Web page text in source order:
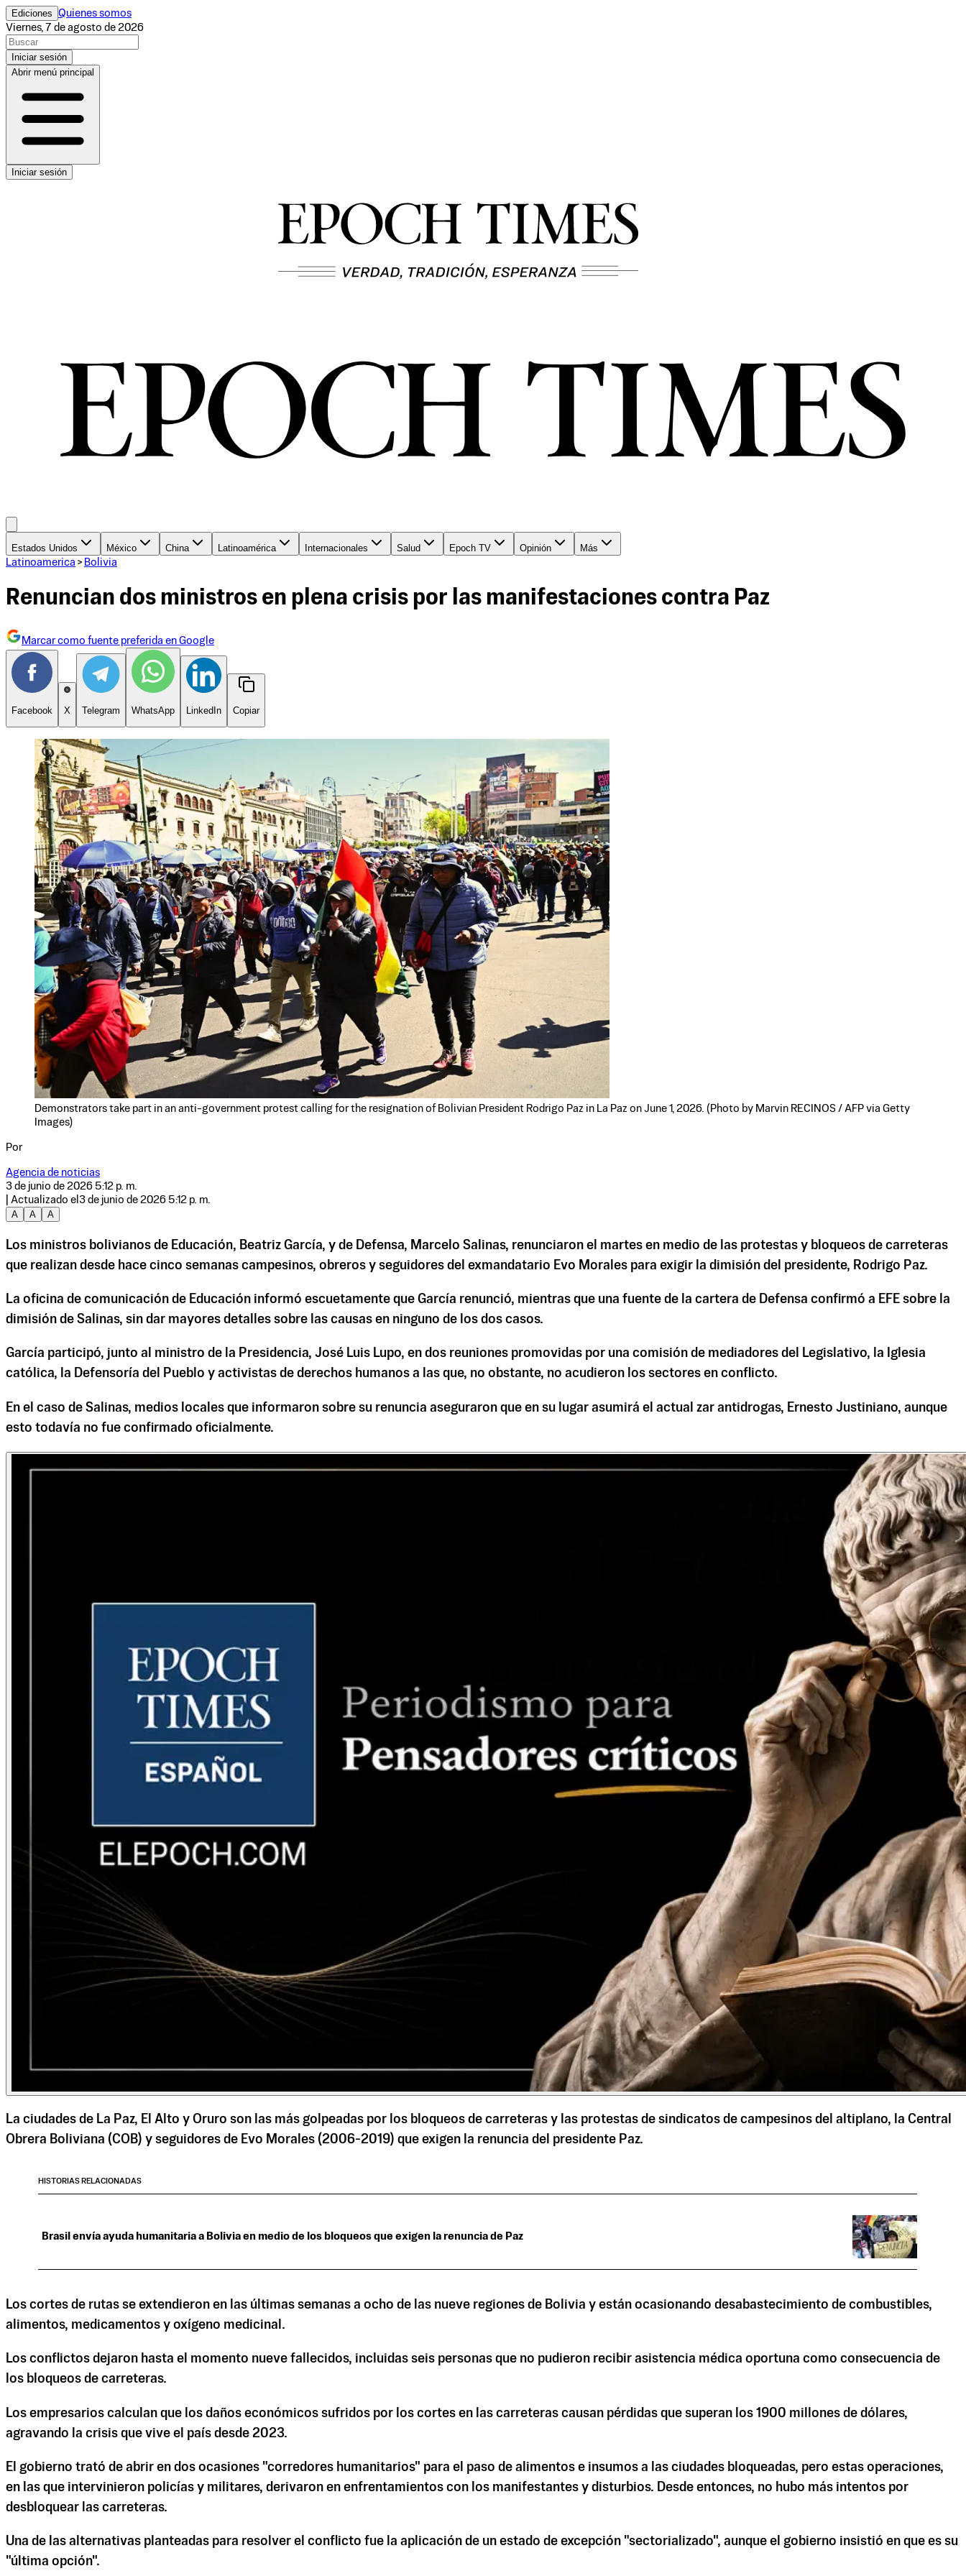
Ediciones Quienes somos
Viernes, 7 de agosto de 2026
Iniciar sesión
Abrir menú principal
Iniciar sesión
Estados Unidos México China Latinoamérica Internacionales Salud Epoch TV Opinión
Más
Latinoamerica > Bolivia
Renuncian dos ministros en plena crisis por las manifestaciones contra Paz
Marcar como fuente preferida en Google
Facebook X Telegram WhatsApp LinkedIn Copiar
Demonstrators take part in an anti-government protest calling for the resignation of Bolivian President Rodrigo Paz in La Paz on June 1, 2026. (Photo by Marvin RECINOS / AFP via Getty
Images)
Por
Agencia de noticias
3 de junio de 2026 5:12 p. m.
| Actualizado el 3 de junio de 2026 5:12 p. m.
A
A A
Los ministros bolivianos de Educación, Beatriz García, y de Defensa, Marcelo Salinas, renunciaron el martes en medio de las protestas y bloqueos de carreteras
que realizan desde hace cinco semanas campesinos, obreros y seguidores del exmandatario Evo Morales para exigir la dimisión del presidente, Rodrigo Paz.
La oficina de comunicación de Educación informó escuetamente que García renunció, mientras que una fuente de la cartera de Defensa confirmó a EFE sobre la
dimisión de Salinas, sin dar mayores detalles sobre las causas en ninguno de los dos casos.
García participó, junto al ministro de la Presidencia, José Luis Lupo, en dos reuniones promovidas por una comisión de mediadores del Legislativo, la Iglesia
católica, la Defensoría del Pueblo y activistas de derechos humanos a las que, no obstante, no acudieron los sectores en conflicto.
En el caso de Salinas, medios locales que informaron sobre su renuncia aseguraron que en su lugar asumirá el actual zar antidrogas, Ernesto Justiniano, aunque
esto todavía no fue confirmado oficialmente.
La ciudades de La Paz, El Alto y Oruro son las más golpeadas por los bloqueos de carreteras y las protestas de sindicatos de campesinos del altiplano, la Central
Obrera Boliviana (COB) y seguidores de Evo Morales (2006-2019) que exigen la renuncia del presidente Paz.
HISTORIAS RELACIONADAS
Brasil envía ayuda humanitaria a Bolivia en medio de los bloqueos que exigen la renuncia de Paz
Los cortes de rutas se extendieron en las últimas semanas a ocho de las nueve regiones de Bolivia y están ocasionando desabastecimiento de combustibles,
alimentos, medicamentos y oxígeno medicinal.
Los conflictos dejaron hasta el momento nueve fallecidos, incluidas seis personas que no pudieron recibir asistencia médica oportuna como consecuencia de
los bloqueos de carreteras.
Los empresarios calculan que los daños económicos sufridos por los cortes en las carreteras causan pérdidas que superan los 1900 millones de dólares,
agravando la crisis que vive el país desde 2023.
El gobierno trató de abrir en dos ocasiones "corredores humanitarios" para el paso de alimentos e insumos a las ciudades bloqueadas, pero estas operaciones,
en las que intervinieron policías y militares, derivaron en enfrentamientos con los manifestantes y disturbios. Desde entonces, no hubo más intentos por
desbloquear las carreteras.
Una de las alternativas planteadas para resolver el conflicto fue la aplicación de un estado de excepción "sectorializado", aunque el gobierno insistió en que es su
"última opción".